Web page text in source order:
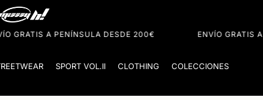
200€ ENVÍO GRATIS A PENÍNSULA DESDE 200€
SPORT VOL.II CLOTHING COLECCIONES
Cart